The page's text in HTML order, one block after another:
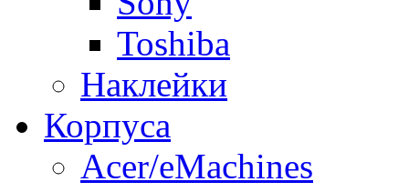
Toshiba
Наклейки
Корпуса
Acer/eMachines